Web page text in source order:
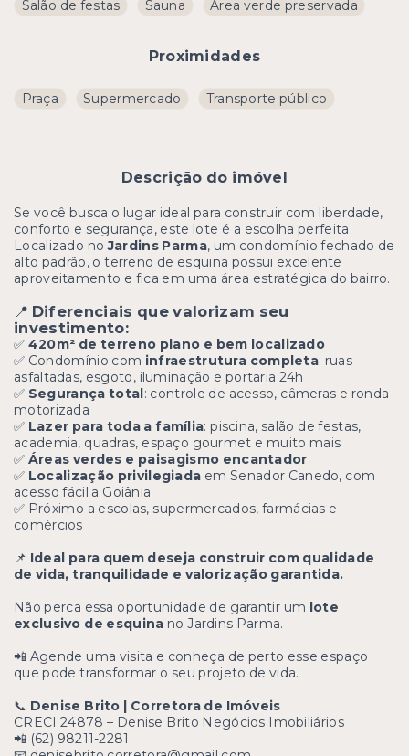
Salão de festas
Sauna Área verde preservada
Proximidades
Praça Supermercado Transporte público
Descrição do imóvel
Se você busca o lugar ideal para construir com liberdade,
conforto e segurança, este lote é a escolha perfeita.
Localizado noJardins Parma, um condomínio fechado de
alto padrão, o terreno de esquina possui excelente
aproveitamento e fica em uma área estratégica do bairro.
📍 Diferenciais que valorizam seu
investimento:
✅ 420m² de terreno plano e bem localizado
✅ Condomínio com infraestrutura completa: ruas
asfaltadas, esgoto, iluminação e portaria 24h
✅ Segurança total: controle de acesso, câmeras e ronda
motorizada
✅ Lazer para toda a família: piscina, salão de festas,
academia, quadras, espaço gourmet e muito mais
✅ Áreas verdes e paisagismo encantador
✅ Localização privilegiada em Senador Canedo, com
acesso fácil a Goiânia
✅ Próximo a escolas, supermercados, farmácias e
comércios
📌 Ideal para quem deseja construir com qualidade
de vida, tranquilidade e valorização garantida.
Não perca essa oportunidade de garantir um lote
exclusivo de esquina no Jardins Parma.
📲 Agende uma visita e conheça de perto esse espaço
que pode transformar o seu projeto de vida.
📞 Denise Brito | Corretora de Imóveis
CRECI 24878 – Denise Brito Negócios Imobiliários
📲 (62) 98211-2281